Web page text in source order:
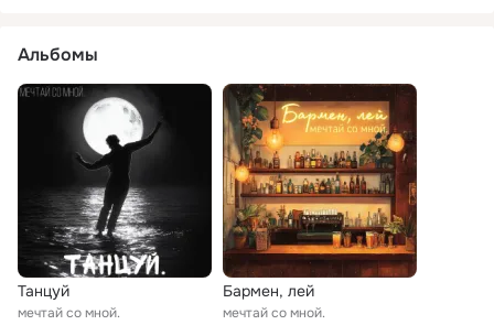
Альбомы
Танцуй
мечтай со мной.
Бармен, лей
мечтай со мной.